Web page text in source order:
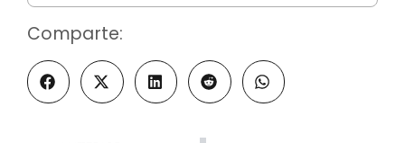
Comparte: